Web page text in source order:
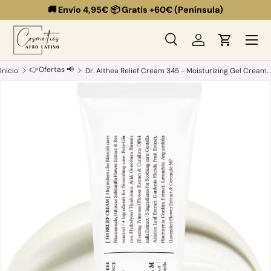
Ir al contenido
🚚 Envío 4,95€ 📦 Gratis +60€ (Península)
Buscar
Buscar
BuscarIniciar sesión
Carrito
Menú
Inicio 👉Ofertas 📢 Dr. Althea Relief Cream 345 - Moisturizing Gel Cream with Niacinamide and Panthenol for Sensitive Skin - 50 ml